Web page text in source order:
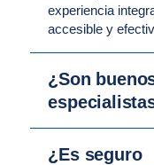
experiencia
accesible y
¿Son
¿Es seguro